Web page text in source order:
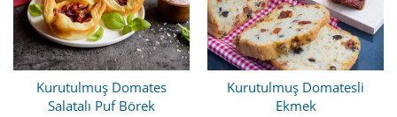
Kurutulmuş Domates
Salatalı Puf Börek
Kurutulmuş Domatesli
Ekmek